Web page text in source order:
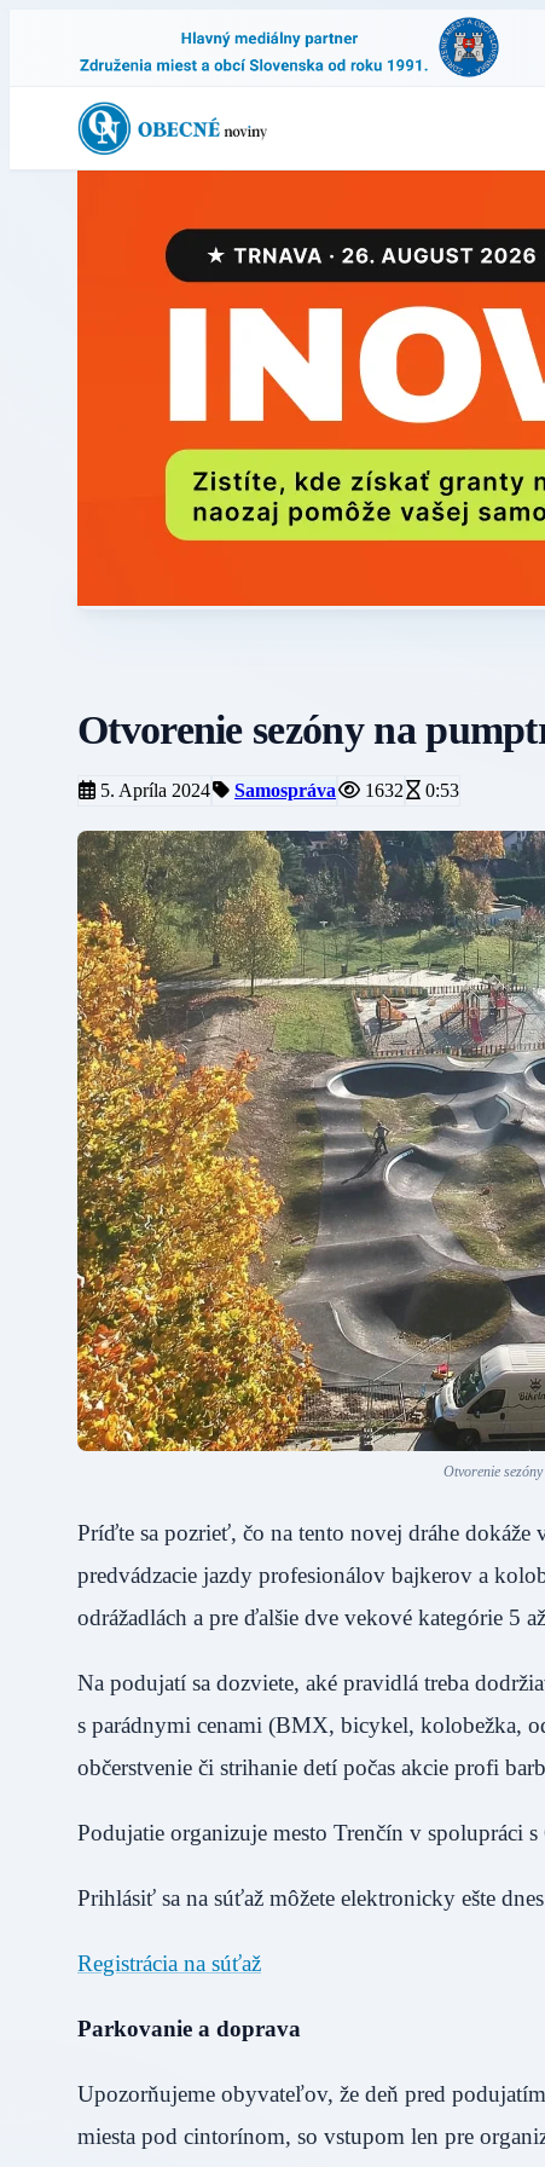
Otvorenie sezóny na
5. Apríla 2024 Samospráva 1632 0:53
Otvorenie
Príďte sa pozrieť, čo na tento novej dráhe
predvádzacie jazdy profesionálov bajkerov a
odrážadlách a pre ďalšie dve vekové kategórie 5
Na podujatí sa dozviete, aké pravidlá treba
s parádnymi cenami (BMX, bicykel, kolobežka,
občerstvenie či strihanie detí počas akcie profi
Podujatie organizuje mesto Trenčín v
Prihlásiť sa na súťaž môžete elektronicky ešte
Registrácia na súťaž
Parkovanie a doprava
Upozorňujeme obyvateľov, že deň pred
miesta pod cintorínom, so vstupom len pre